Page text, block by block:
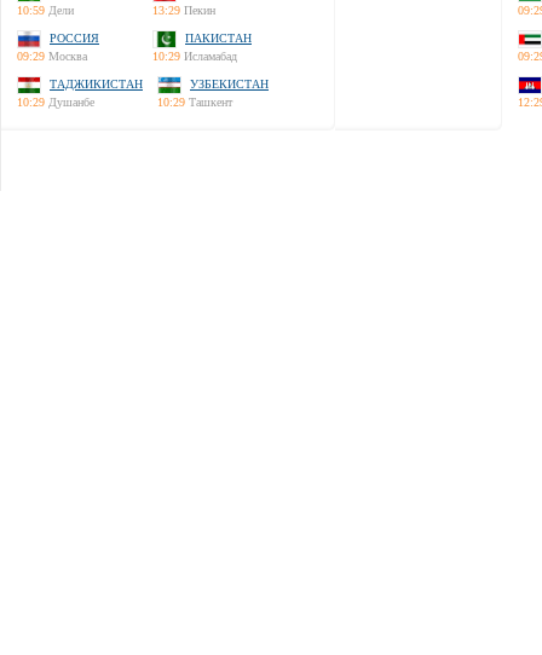
10:59 Дели
13:29 Пекин
РОССИЯ
09:29 Москва
ПАКИСТАН
10:29 Исламабад
ТАДЖИКИСТАН
10:29 Душанбе
УЗБЕКИСТАН
10:29 Ташкент